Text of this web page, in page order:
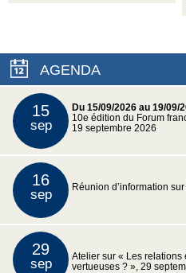
AGENDA
15
sep
Du 15/09/2026 au 19/09/
10e édition du Forum
19 septembre 2026
16
sep Réunion d’information
29
sep
Atelier sur « Les
vertueuses ? », 29